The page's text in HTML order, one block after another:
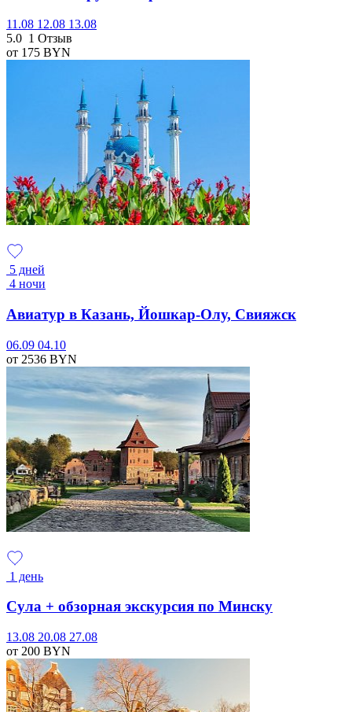
11.08 12.08 13.08
5.0 1 Отзыв
от 175 BYN
5 дней
4 ночи
Авиатур в Казань, Йошкар-Олу, Свияжск
06.09 04.10
от 2536 BYN
1 день
Сула + обзорная экскурсия по Минску
13.08 20.08 27.08
от 200 BYN